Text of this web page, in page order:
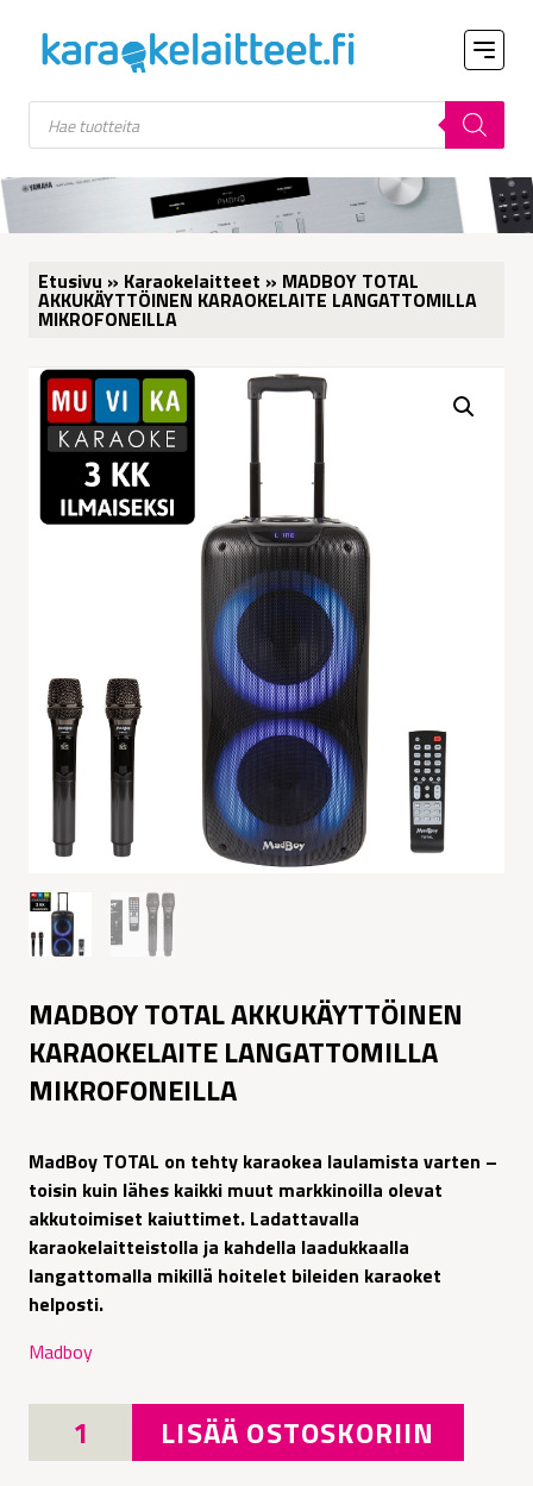
Products
search
Etusivu » Karaokelaitteet » MADBOY TOTAL
AKKUKÄYTTÖINEN KARAOKELAITE LANGATTOMILLA
MIKROFONEILLA
MADBOY TOTAL AKKUKÄYTTÖINEN
KARAOKELAITE LANGATTOMILLA
MIKROFONEILLA
MadBoy TOTAL on tehty karaokea laulamista varten –
toisin kuin lähes kaikki muut markkinoilla olevat
akkutoimiset kaiuttimet. Ladattavalla
karaokelaitteistolla ja kahdella laadukkaalla
langattomalla mikillä hoitelet bileiden karaoket
helposti.
Madboy
TOTAL
LISÄÄ OSTOSKORIIN